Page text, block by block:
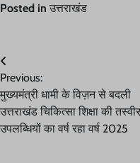
Posted in उत्तराखंड
Post
navigation
Previous:
मुख्यमंत्री धामी के विज़न से बदली
उत्तराखंड चिकित्सा शिक्षा की
उपलब्धियों का वर्ष रहा वर्ष 2025